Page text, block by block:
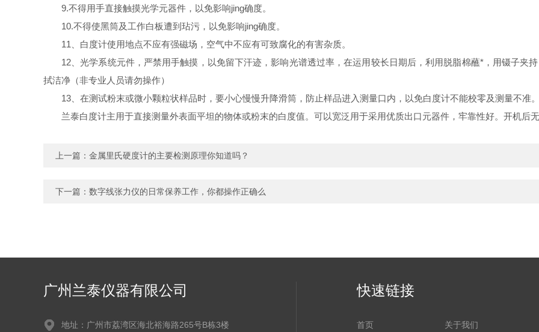
9.不得用手直接触摸光学元器件，以免影响jing确度。
10.不得使黑筒及工作白板遭到玷污，以免影响jing确度。
11、白度计使用地点不应有强磁场，空气中不应有可致腐化的有害杂质。
12、光学系统元件，严禁用手触摸，以免留下汗迹，影响光谱透过率，在运用较长日期后，利用脱脂棉蘸*，用镊子夹
拭洁净（非专业人员请勿操作）
13、在测试粉末或微小颗粒状样品时，要小心慢慢升降滑筒，防止样品进入测量口内，以免白度计不能校零及测量不准
兰泰白度计主用于直接测量外表面平坦的物体或粉末的白度值。可以宽泛用于采用优质出口元器件，牢靠性好。开机后
上一篇： 金属里氏硬度计的主要检测原理你知道吗？
下一篇： 数字线张力仪的日常保养工作，你都操作正确么
广州兰泰仪器有限公司
地址：广州市荔湾区海北裕海路265号B栋3楼
快速链接
首页 关于我们